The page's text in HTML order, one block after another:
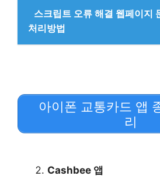
스크립트 오류 해결 웹페이지
처리방법
아이폰 교통카드 앱
리
Cashbee 앱